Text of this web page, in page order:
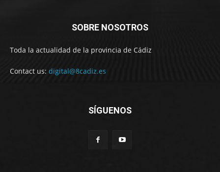
SOBRE NOSOTROS
Toda la actualidad de la provincia de Cádiz
Contact us: digital@8cadiz.es
SÍGUENOS